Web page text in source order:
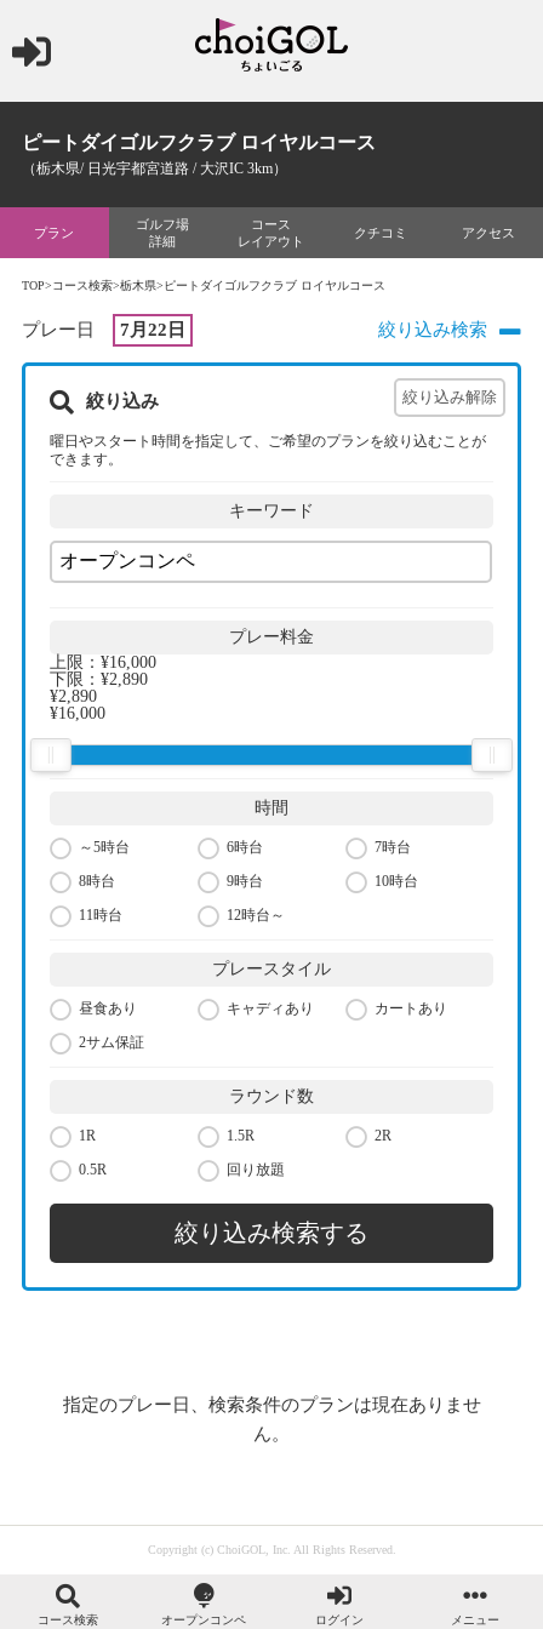
ピートダイゴルフクラブ ロイヤルコース
（栃木県/ 日光宇都宮道路 / 大沢IC 3km）
プラン
ゴルフ場
詳細
コース
レイアウト
クチコミ アクセス
TOP>コース検索>栃木県>ピートダイゴルフクラブ ロイヤルコース
プレー日 7月22日 絞り込み検索
絞り込み
曜日やスタート時間を指定して、ご希望のプランを絞り込むことが
できます。
キーワード
プレー料金
上限： ¥16,000
下限： ¥2,890
¥2,890
¥16,000
時間
～5時台 6時台
7時台
8時台
9時台
10時台
11時台
12時台～
プレースタイル
昼食あり キャディあり
カートあり
2サム保証
ラウンド数
1R 1.5R
2R
0.5R
回り放題
指定のプレー日、検索条件のプランは現在ありませ
ん。
Copyright (c) ChoiGOL, Inc. All Rights Reserved.
コース検索 オープンコンペ ログイン メニュー